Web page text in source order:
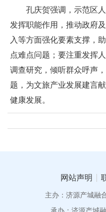
孔庆贺强调，示范区
发挥职能作用，推动政府
入等方面强化要素支撑，
点难点问题；要注重发挥
调查研究，倾听群众呼声
题，为文旅产业发展建言
健康发展。
网站声明
主办：济源产城融